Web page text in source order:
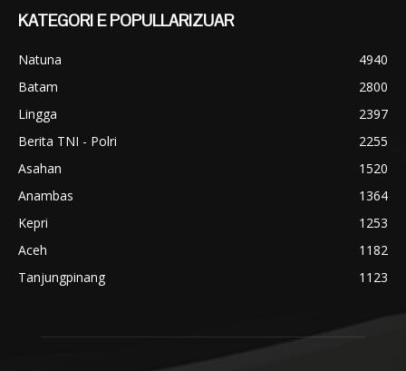
KATEGORI E POPULLARIZUAR
Natuna
4940
Batam
2800
Lingga
2397
Berita TNI - Polri
2255
Asahan
1520
Anambas
1364
Kepri
1253
Aceh
1182
Tanjungpinang
1123